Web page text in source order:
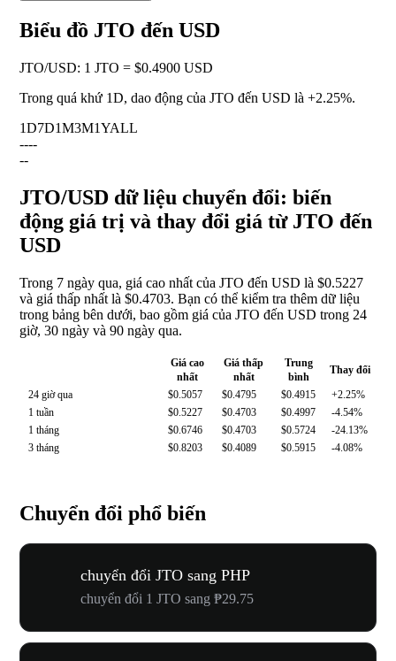
Biểu đồ JTO đến USD
JTO/USD: 1 JTO = $0.4900 USD
Trong quá khứ 1D, dao động của JTO đến USD là +2.25%.
1D7D1M3M1YALL
----
--
JTO/USD dữ liệu chuyển đổi: biến
động giá trị và thay đổi giá từ JTO đến
USD
Trong 7 ngày qua, giá cao nhất của JTO đến USD là $0.5227
và giá thấp nhất là $0.4703. Bạn có thể kiểm tra thêm dữ liệu
trong bảng bên dưới, bao gồm giá của JTO đến USD trong 24
giờ, 30 ngày và 90 ngày qua.
Giá cao
nhất
Giá thấp
nhất
Trung
bình
Thay đổi
24 giờ qua
$0.5057 $0.4795 $0.4915
+2.25%
1 tuần
$0.5227 $0.4703 $0.4997
-4.54%
1 tháng
$0.6746 $0.4703 $0.5724
-24.13%
3 tháng
$0.8203 $0.4089 $0.5915 -4.08%
Chuyển đổi phổ biến
chuyển đổi JTO sang PHP
chuyển đổi 1 JTO sang ₱29.75